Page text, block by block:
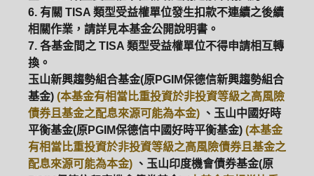
6. 有關 TISA 類型受益權單位發生扣款不連續之後續
相關作業，請詳見本基金公開說明書。
7. 各基金間之 TISA 類型受益權單位不得申請相互轉
換。
玉山新興趨勢組合基金(原PGIM保德信新興趨勢組合
基金) (本基金有相當比重投資於非投資等級之高風險
債券且基金之配息來源可能為本金) 、玉山中國好時
平衡基金(原PGIM保德信中國好時平衡基金) (本基金
有相當比重投資於非投資等級之高風險債券且基金之
配息來源可能為本金) 、玉山印度機會債券基金(原